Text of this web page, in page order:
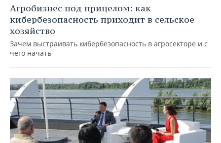
Агробизнес под прицелом: как
кибербезопасность приходит в сельское
хозяйство
Зачем выстраивать кибербезопасность в агросекторе и с
чего начать